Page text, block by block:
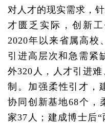
对人才的现实需求，
才匮乏实际，创新
2020年以来省属高校
引进高层次和急需紧
外320人，人才引进
制。加强柔性引才，
协同创新基地68个，
家37人；建成博士后